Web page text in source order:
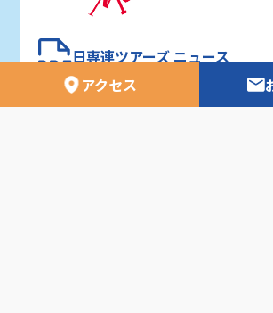
アクセス
日専連ツアーズ ニュース
利用者資金の保全方法について